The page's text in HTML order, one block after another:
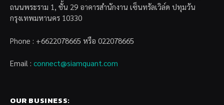
ถนนพระราม 1, ชั้น 29 อาคารสำนักงาน เซ็นทรัลเวิล์ด ปทุมวัน
กรุงเทพมหานคร 10330
Phone : +6622078665 หรือ 022078665
Email : connect@siamquant.com
OUR BUSINESS: